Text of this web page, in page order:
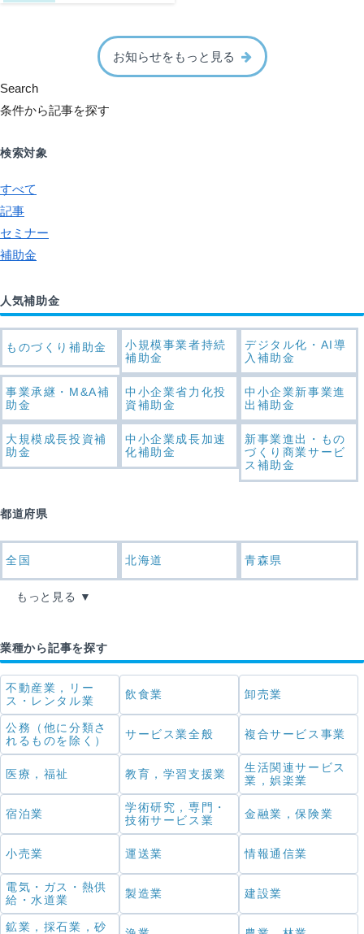
お知らせをもっと見る
Search
条件から記事を探す
検索対象
すべて
記事
セミナー
補助金
人気補助金
ものづくり補助金
小規模事業者持続
補助金
デジタル化・AI導
入補助金
事業承継・M&A補
助金
中小企業省力化投
資補助金
中小企業新事業進
出補助金
大規模成長投資補
助金
中小企業成長加速
化補助金
新事業進出・もの
づくり商業サービ
ス補助金
都道府県
全国 北海道 青森県
もっと見る
業種から記事を探す
不動産業，リー
ス・レンタル業
飲食業 卸売業
公務（他に分類さ
れるものを除く）
サービス業全般 複合サービス事業
医療，福祉 教育，学習支援業
生活関連サービス
業，娯楽業
宿泊業
学術研究，専門・
技術サービス業
金融業，保険業
小売業 運送業 情報通信業
電気・ガス・熱供
給・水道業
製造業 建設業
鉱業，採石業，砂